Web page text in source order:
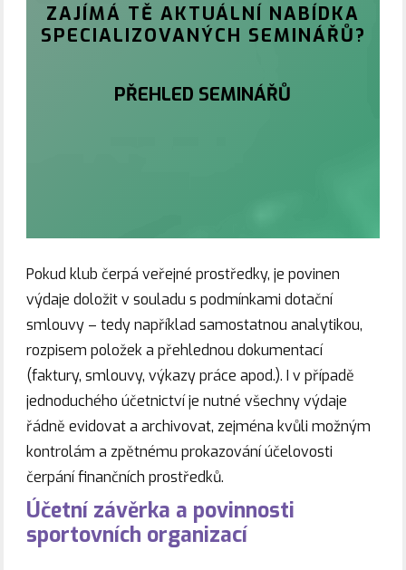
ZAJÍMÁ TĚ AKTUÁLNÍ NABÍDKA
SPECIALIZOVANÝCH SEMINÁŘŮ?
PŘEHLED SEMINÁŘŮ
Pokud klub čerpá veřejné prostředky, je povinen
výdaje doložit v souladu s podmínkami dotační
smlouvy – tedy například samostatnou analytikou,
rozpisem položek a přehlednou dokumentací
(faktury, smlouvy, výkazy práce apod.). I v případě
jednoduchého účetnictví je nutné všechny výdaje
řádně evidovat a archivovat, zejména kvůli možným
kontrolám a zpětnému prokazování účelovosti
čerpání finančních prostředků.
Účetní závěrka a povinnosti
sportovních organizací